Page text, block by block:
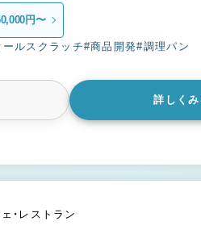
円〜
ールスクラッチ#商品開発#調理パン
詳しくみ
・レストラン